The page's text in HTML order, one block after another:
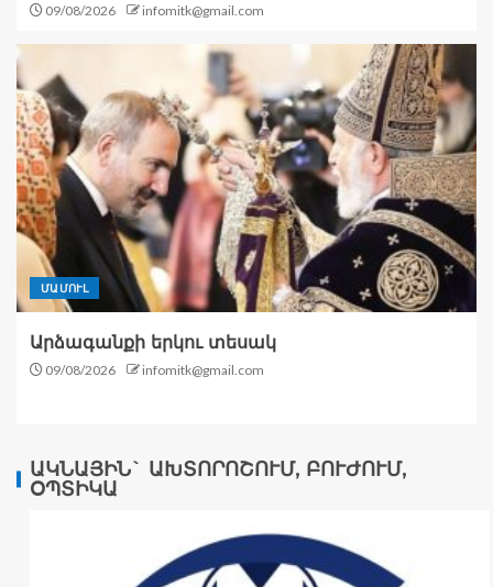
09/08/2026 infomitk@gmail.com
ՄԱՄՈՒԼ
Արձագանքի երկու տեսակ
09/08/2026 infomitk@gmail.com
ԱԿՆԱՅԻՆ` ԱԽՏՈՐՈՇՈՒՄ, ԲՈՒԺՈՒՄ,
ՕՊՏԻԿԱ